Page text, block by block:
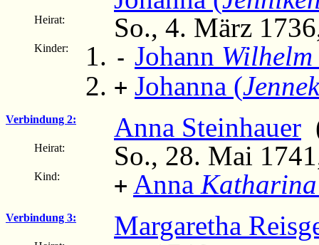
Heirat: So., 4. März
Kinder: - Johann Wilhelm
+ Johanna (
Verbindung 2: Anna Steinhauer
Heirat: So., 28. Mai
Kind: + Anna Katharina
Verbindung 3: Margaretha